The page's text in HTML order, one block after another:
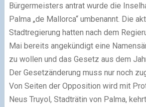
Bürgermeisters antrat wurde die
Palma „de Mallorca“ umbenannt. Die
Stadtregierung hatten nach dem
Mai bereits angekündigt eine
zu wollen und das Gesetz aus dem
Der Gesetzänderung muss nur noch
Von Seiten der Opposition wird mit
Neus Truyol, Stadträtin von Palma,